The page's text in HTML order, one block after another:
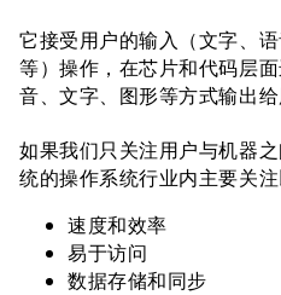
它接受⽤户的输⼊（⽂字、
等）操作，在芯⽚和代码层
⾳、⽂字、图形等⽅式输出给
如果我们只关注⽤户与机器
统的操作系统⾏业内主要关注
速度和效率
易于访问
数据存储和同步